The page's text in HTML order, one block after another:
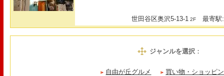
世田谷区奥沢5-13-1 2F 最寄駅:
ジャンルを選択：
自由が丘グルメ 買い物・ショッピ